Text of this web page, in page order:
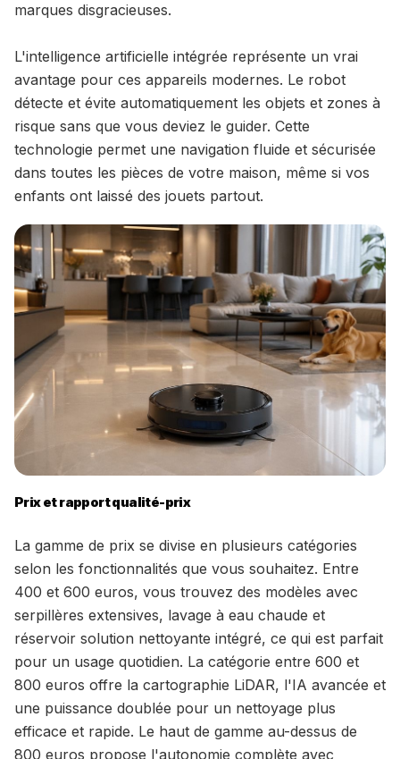
marques disgracieuses.
L'intelligence artificielle intégrée représente un vrai
avantage pour ces appareils modernes. Le robot
détecte et évite automatiquement les objets et zones à
risque sans que vous deviez le guider. Cette
technologie permet une navigation fluide et sécurisée
dans toutes les pièces de votre maison, même si vos
enfants ont laissé des jouets partout.
Prix et rapport qualité-prix
La gamme de prix se divise en plusieurs catégories
selon les fonctionnalités que vous souhaitez. Entre
400 et 600 euros, vous trouvez des modèles avec
serpillères extensives, lavage à eau chaude et
réservoir solution nettoyante intégré, ce qui est parfait
pour un usage quotidien. La catégorie entre 600 et
800 euros offre la cartographie LiDAR, l'IA avancée et
une puissance doublée pour un nettoyage plus
efficace et rapide. Le haut de gamme au-dessus de
800 euros propose l'autonomie complète avec